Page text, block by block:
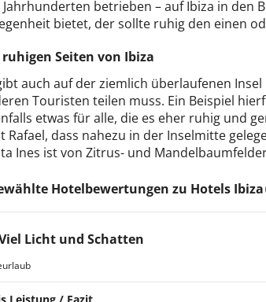
betrieben – auf Ibiza in den
bietet, der sollte ruhig den einen
ruhigen Seiten von Ibiza
auch auf der ziemlich überlaufenen
Touristen teilen muss. Ein Beispiel
etwas für alle, die es eher ruhig und
Rafael, dass nahezu in der Inselmitte
Ines ist von Zitrus- und
Hotelbewertungen zu Hotels Ibiza
Licht und Schatten